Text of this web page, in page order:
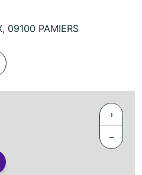
09100 PAMIERS
+
−